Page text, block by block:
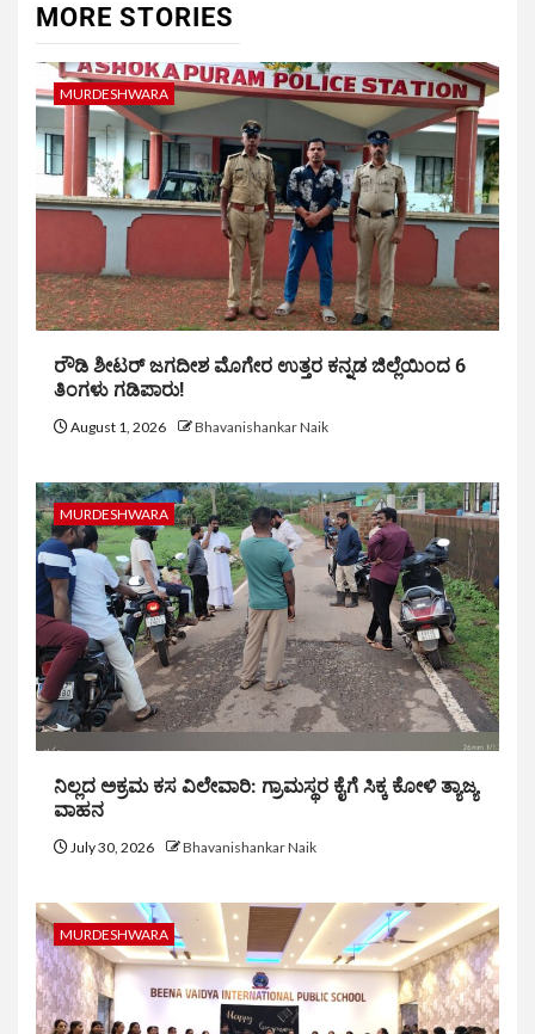
MORE STORIES
MURDESHWARA
ರೌಡಿ ಶೀಟರ್ ಜಗದೀಶ ಮೊಗೇರ ಉತ್ತರ ಕನ್ನಡ ಜಿಲ್ಲೆಯಿಂದ 6
ತಿಂಗಳು ಗಡಿಪಾರು!
August 1, 2026 Bhavanishankar Naik
MURDESHWARA
ನಿಲ್ಲದ ಅಕ್ರಮ ಕಸ ವಿಲೇವಾರಿ: ಗ್ರಾಮಸ್ಥರ ಕೈಗೆ ಸಿಕ್ಕ ಕೋಳಿ ತ್ಯಾಜ್ಯ
ವಾಹನ
July 30, 2026 Bhavanishankar Naik
MURDESHWARA